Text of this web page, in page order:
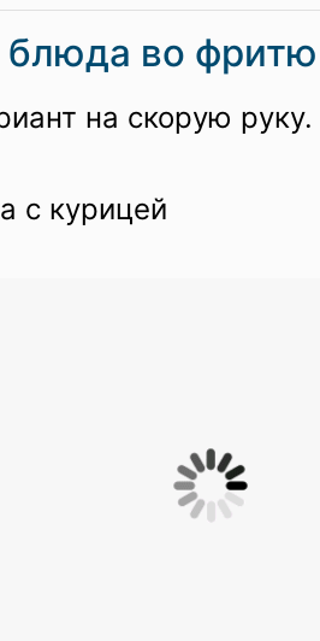
блюда во
на скорую руку.
с курицей